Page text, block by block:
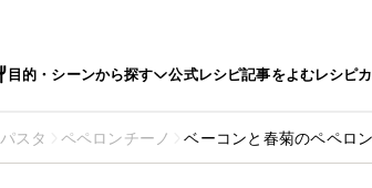
目的・シーンから探す 公式レシピ記事をよむレシピ
パスタ ペペロンチーノ ベーコンと春菊のペペロ